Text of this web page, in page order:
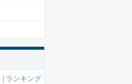
ランキング